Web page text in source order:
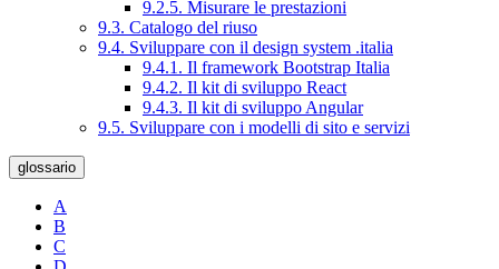
9.2.5. Misurare le prestazioni
9.3. Catalogo del riuso
9.4. Sviluppare con il design system .italia
9.4.1. Il framework Bootstrap Italia
9.4.2. Il kit di sviluppo React
9.4.3. Il kit di sviluppo Angular
9.5. Sviluppare con i modelli di sito e servizi
glossario
A
B
C